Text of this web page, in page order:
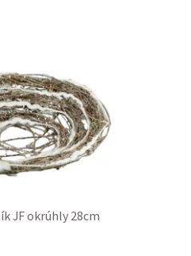
JF okrúhly 28cm